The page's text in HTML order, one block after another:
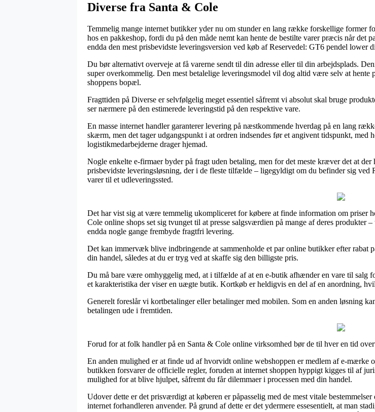
Diverse fra Santa & Cole
Temmelig mange internet butikker yder nu om stunder en lang række forskellige former
hos en pakkeshop, fordi du på den måde nemt kan hente de bestilte varer præcis når det
endda den mest prisbevidste leveringsversion ved køb af Reservedel: GT6 pendel lower
Du bør alternativt overveje at få varerne sendt til din adresse eller til din arbejdsplads.
super overkommelig. Den mest betalelige leveringsmodel vil dog altid være selv at
shoppens bopæl.
Fragttiden på Diverse er selvfølgelig meget essentiel såfremt vi absolut skal bruge
ser nærmere på den estimerede leveringstid på den respektive vare.
En masse internet handler garanterer levering på næstkommende hverdag på en lang
skærm, men det tager udgangspunkt i at ordren indsendes før et angivent tidspunkt, med
logistikmedarbejderne drager hjemad.
Nogle enkelte e-firmaer byder på fragt uden betaling, men for det meste kræver det at
prisbevidste leveringsløsning, der i de fleste tilfælde – ligegyldigt om du befinder sig
varer til et udleveringssted.
Det har vist sig at være temmelig ukompliceret for købere at finde information om priser
Cole online shops set sig tvunget til at presse salgsværdien på mange af deres
endda nogle gange frembyde fragtfri levering.
Det kan immervæk blive indbringende at sammenholde et par online butikker efter
din handel, således at du er tryg ved at skaffe sig den billigste pris.
Du må bare være omhyggelig med, at i tilfælde af at en e-butik afhænder en vare til salg
et karakteristika der viser en uægte butik. Kortkøb er heldigvis en del af en anordning,
Generelt foreslår vi kortbetalinger eller betalinger med mobilen. Som en anden løsning
betalingen ude i fremtiden.
Forud for at folk handler på en Santa & Cole online virksomhed bør de til hver en tid
En anden mulighed er at finde ud af hvorvidt online webshoppen er medlem af e-mærke
butikken forsvarer de officielle regler, foruden at internet shoppen hyppigt kigges til af
mulighed for at blive hjulpet, såfremt du får dilemmaer i processen med din handel.
Udover dette er det prisværdigt at køberen er påpasselig med de mest vitale
internet forhandleren anvender. På grund af dette er det ydermere essesentielt, at man